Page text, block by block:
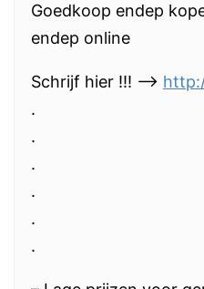
Goedkoop endep
endep online
Schrijf hier !!! —>
.
.
.
.
.
.